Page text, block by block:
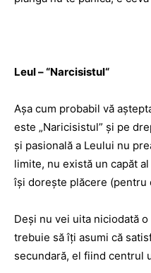
Leul –“Narcisistul“
Aşa cum probabil vă
este „Naricisistul” şi pe
şi pasională a Leului nu
limite, nu există un capăt
îşi doreşte plăcere (pentru
Deşi nu vei uita niciodată
trebuie să îţi asumi că
secundară, el fiind centrul